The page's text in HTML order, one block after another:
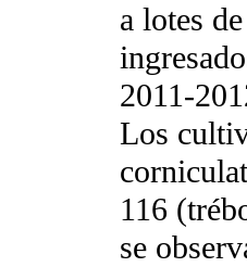
a lotes
2011-
Los
116
se